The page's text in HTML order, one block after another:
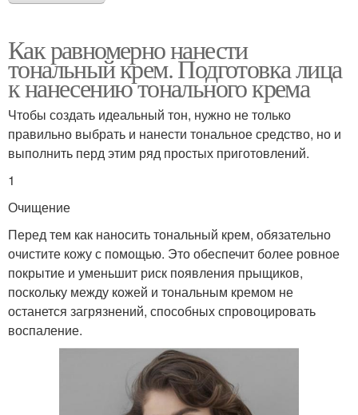
Как равномерно нанести
тональный крем. Подготовка лица
к нанесению тонального крема
Чтобы создать идеальный тон, нужно не только
правильно выбрать и нанести тональное средство, но и
выполнить перд этим ряд простых приготовлений.
1
Очищение
Перед тем как наносить тональный крем, обязательно
очистите кожу с помощью. Это обеспечит более ровное
покрытие и уменьшит риск появления прыщиков,
поскольку между кожей и тональным кремом не
останется загрязнений, способных спровоцировать
воспаление.